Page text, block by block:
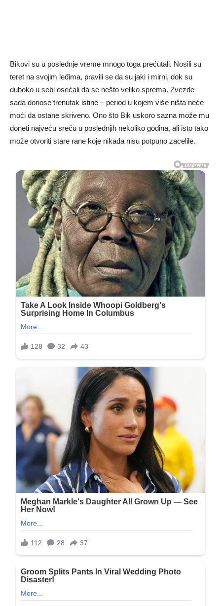
Bikovi su u poslednje vreme mnogo toga prećutali. Nosili su
teret na svojim leđima, pravili se da su jaki i mirni, dok su
duboko u sebi osećali da se nešto veliko sprema. Zvezde
sada donose trenutak istine – period u kojem više ništa neće
moći da ostane skriveno. Ono što Bik uskoro sazna može mu
doneti najveću sreću u poslednjih nekoliko godina, ali isto tako
može otvoriti stare rane koje nikada nisu potpuno zacelile.